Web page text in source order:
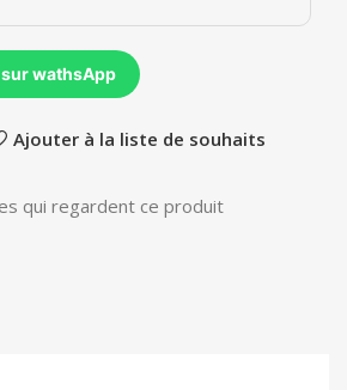
wathsApp
Ajouter à la liste de souhaits
qui regardent ce produit